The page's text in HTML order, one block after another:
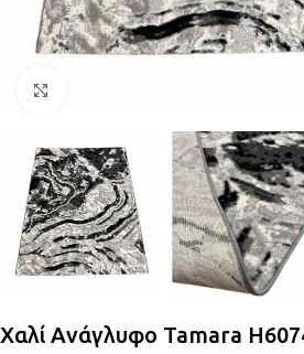
Χαλί Ανάγλυφο Tamara